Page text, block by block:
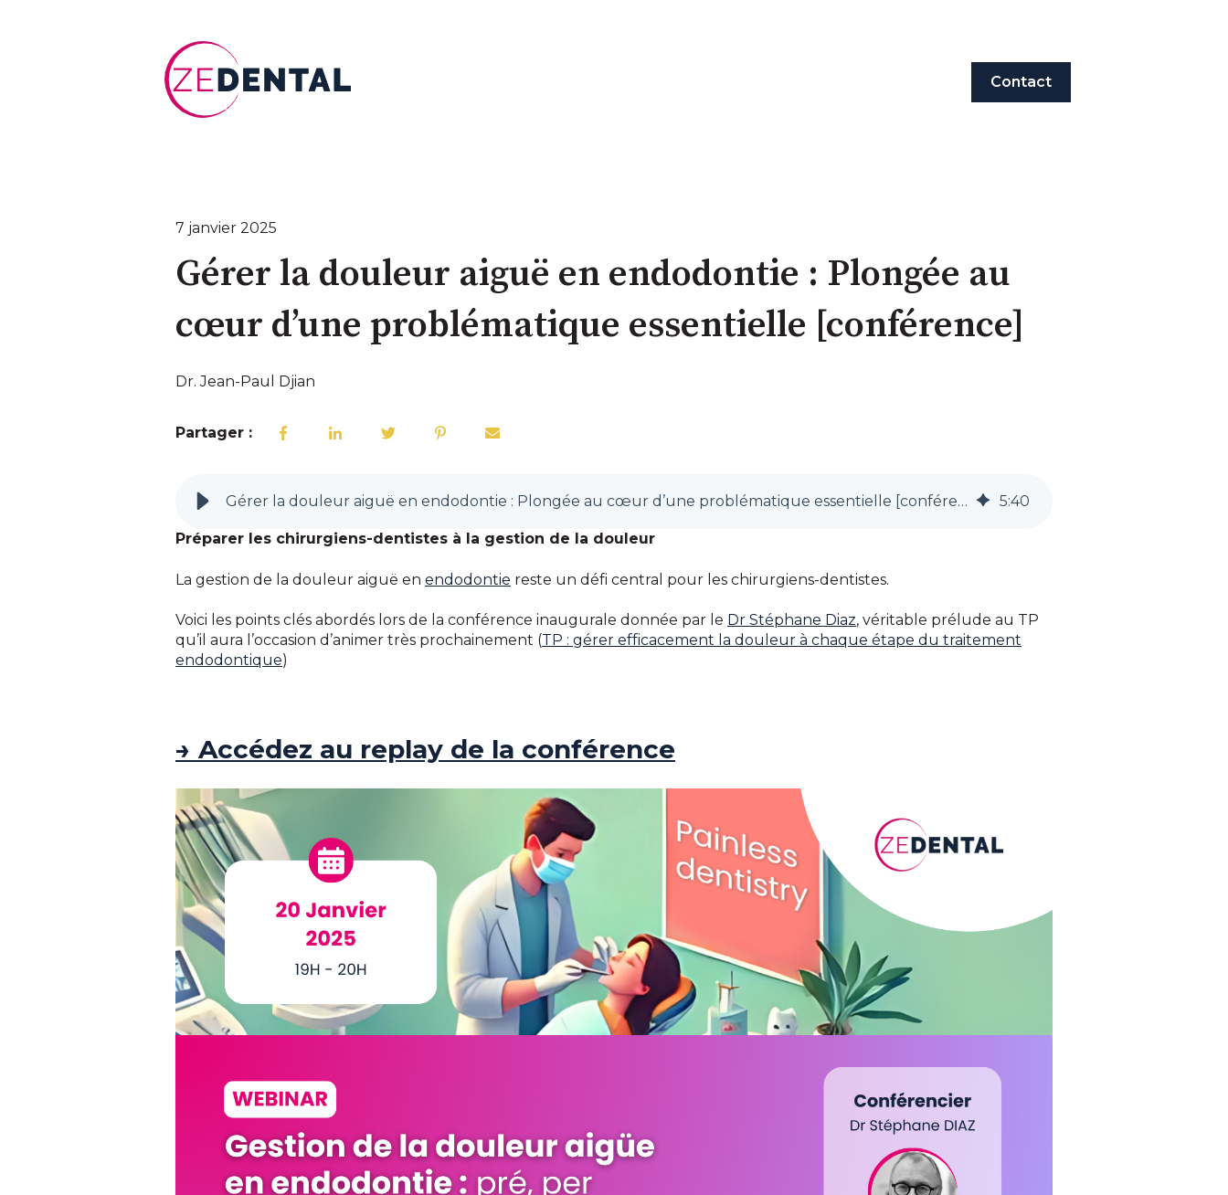
Contact
7 janvier 2025
Gérer la douleur aiguë en endodontie : Plongée au
cœur d’une problématique essentielle [conférence]
Dr. Jean-Paul Djian
Partager :
Gérer la douleur aiguë en endodontie : Plongée au cœur d’une problématique essentielle [conférence] 5:40
Préparer les chirurgiens-dentistes à la gestion de la douleur
La gestion de la douleur aiguë en endodontie reste un défi central pour les chirurgiens-dentistes.
Voici les points clés abordés lors de la conférence inaugurale donnée par le Dr Stéphane Diaz, véritable prélude au TP
qu’il aura l’occasion d’animer très prochainement (TP : gérer efficacement la douleur à chaque étape du traitement
endodontique)
→ Accédez au replay de la conférence